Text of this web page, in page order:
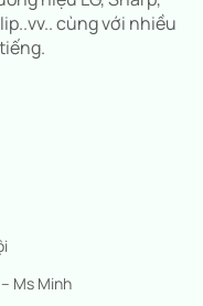
cùng với nhiều
Ms Minh